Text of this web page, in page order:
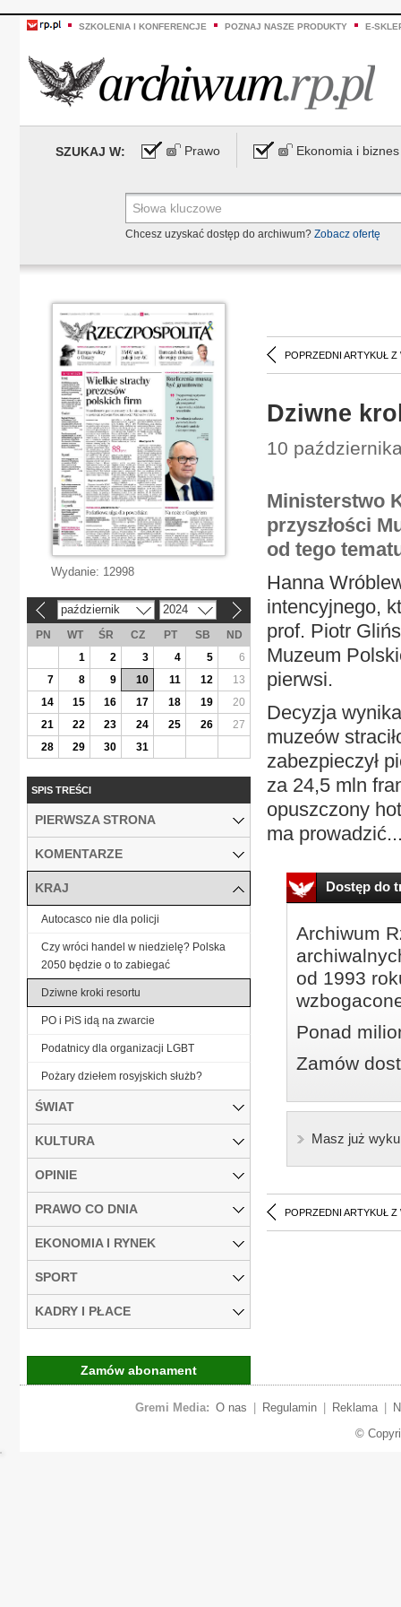
SZKOLENIA I KONFERENCJE POZNAJ NASZE PRODUKTY E-
SZUKAJ W: Prawo Ekonomia i biznes
Chcesz uzyskać dostęp do archiwum? Zobacz ofertę
POPRZEDNI ARTYKUŁ Z
Dziwne
10
Ministerstwo
przyszłości
od tego
Hanna
intencyjnego,
prof. Piotr
Muzeum
pierwsi.
Decyzja
muzeów
zabezpieczył
za 24,5 mln
opuszczony
ma
Dostęp do
Archiwum
od 1993
Ponad
Zamów
Masz już
POPRZEDNI ARTYKUŁ Z
Wydanie: 12998
październik 2024
PN WT ŚR CZ PT SB
ND
1
2 3 4 5
6
7
8 9 10 11 12
13
14
15 16 17 18 19
20
21
22 23 24 25 26
27
28
29 30 31
SPIS TREŚCI
PIERWSZA STRONA
KOMENTARZE
KRAJ
Autocasco nie dla policji
Czy wróci handel w niedzielę? Polska
2050 będzie o to zabiegać
Dziwne kroki resortu
PO i PiS idą na zwarcie
Podatnicy dla organizacji LGBT
Pożary dziełem rosyjskich służb?
ŚWIAT
KULTURA
OPINIE
PRAWO CO DNIA
EKONOMIA I RYNEK
SPORT
KADRY I PŁACE
Zamów abonament
Gremi Media: O nas Regulamin Reklama
©